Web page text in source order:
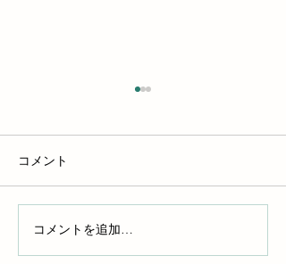
液体染料とポリマー染料
コメント
コメントを追加…